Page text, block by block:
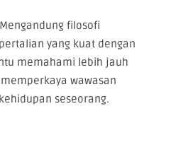
filosofi
yang kuat dengan
memahami lebih jauh
wawasan
seseorang.